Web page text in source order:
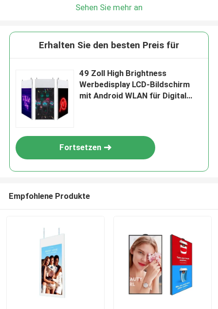
Sehen Sie mehr an
Erhalten Sie den besten Preis für
49 Zoll High Brightness
Werbedisplay LCD-Bildschirm
mit Android WLAN für Digital
Fortsetzen
Empfohlene Produkte